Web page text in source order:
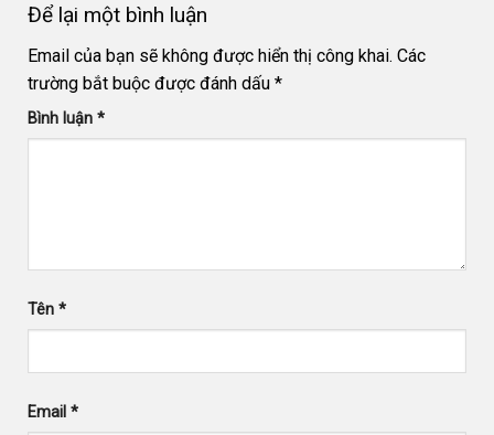
Để lại một bình luận
Email của bạn sẽ không được hiển thị công khai. Các
trường bắt buộc được đánh dấu *
Bình luận *
Tên *
Email *